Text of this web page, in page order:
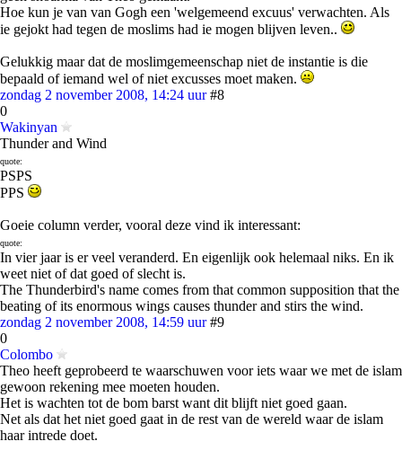
Hoe kun je van van Gogh een 'welgemeend excuus' verwachten. Als
ie gejokt had tegen de moslims had ie mogen blijven leven..
Gelukkig maar dat de moslimgemeenschap niet de instantie is die
bepaald of iemand wel of niet excusses moet maken.
zondag 2 november 2008, 14:24 uur #8
0
Wakinyan
Thunder and Wind
quote:
PSPS
PPS
Goeie column verder, vooral deze vind ik interessant:
quote:
In vier jaar is er veel veranderd. En eigenlijk ook helemaal niks. En ik
weet niet of dat goed of slecht is.
The Thunderbird's name comes from that common supposition that the
beating of its enormous wings causes thunder and stirs the wind.
zondag 2 november 2008, 14:59 uur #9
0
Colombo
Theo heeft geprobeerd te waarschuwen voor iets waar we met de islam
gewoon rekening mee moeten houden.
Het is wachten tot de bom barst want dit blijft niet goed gaan.
Net als dat het niet goed gaat in de rest van de wereld waar de islam
haar intrede doet.